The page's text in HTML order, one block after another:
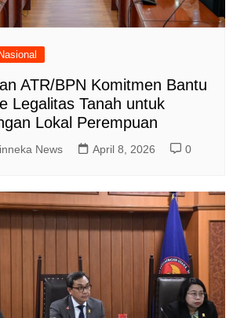
Nasional
ATR/BPN Komitmen Bantu
Legalitas Tanah untuk
Lokal Perempuan
News April 8, 2026 0